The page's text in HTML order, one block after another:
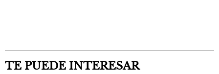
TE PUEDE INTERESAR